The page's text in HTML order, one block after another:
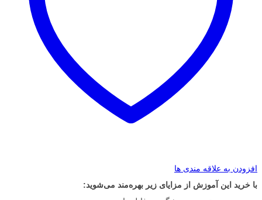
افزودن به علاقه مندی ها
با خرید این آموزش از مزایای زیر بهره‌مند می‌شوید: